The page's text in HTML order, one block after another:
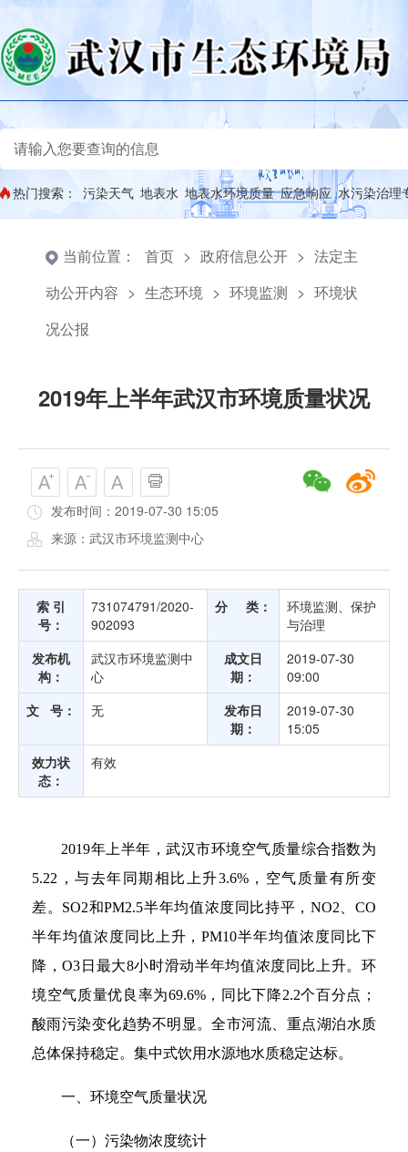
热门搜索： 污染天气 地表水 地表水环境质量 应急响应 水污染治理
当前位置： 首页 > 政府信息公开 > 法定主
动公开内容 > 生态环境 > 环境监测 > 环境状
况公报
2019年上半年武汉市环境质量状况
发布时间：2019-07-30 15:05
来源：武汉市环境监测中心
索 引
号：
731074791/2020-
902093
分 类：
环境监测、保护
与治理
发布机
构：
武汉市环境监测中
心
成文日
期：
2019-07-30
09:00
文 号：
无
发布日
期：
2019-07-30
15:05
效力状
态：
有效
2019年上半年，武汉市环境空气质量综合指数为
5.22，与去年同期相比上升3.6%，空气质量有所变
差。SO2和PM2.5半年均值浓度同比持平，NO2、CO
半年均值浓度同比上升，PM10半年均值浓度同比下
降，O3日最大8小时滑动半年均值浓度同比上升。环
境空气质量优良率为69.6%，同比下降2.2个百分点；
酸雨污染变化趋势不明显。全市河流、重点湖泊水质
总体保持稳定。集中式饮用水源地水质稳定达标。
一、环境空气质量状况
（一）污染物浓度统计